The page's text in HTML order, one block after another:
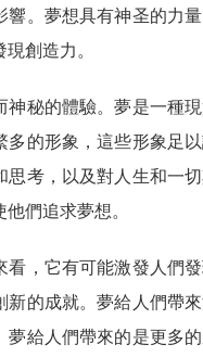
響。夢想具有神圣的力
創造力。
神秘的體驗。夢是一種
多的形象，這些形象足
思考，以及對人生和一
們追求夢想。
看，它有可能激發人們
新的成就。夢給人們帶
夢給人們帶來的是更多